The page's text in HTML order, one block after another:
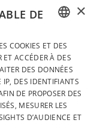
FRENCH
DUTCH
ENGLISH
×
DE
COOKIES ET DES
ET ACCÉDER À DES
DES DONNÉES
IP, DES IDENTIFIANTS
DE PROPOSER DES
MESURER LES
D’AUDIENCE ET